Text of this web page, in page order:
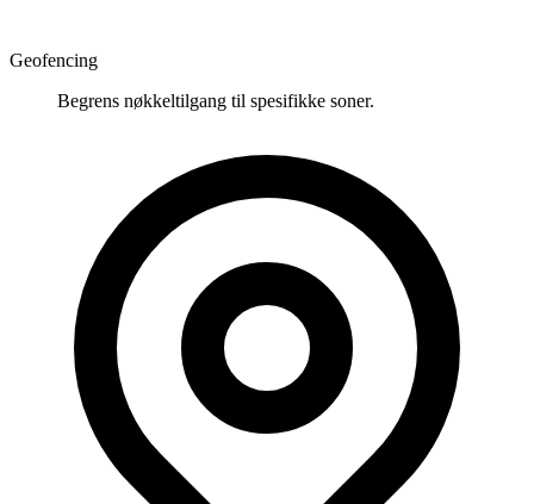
Geofencing
Begrens nøkkeltilgang til spesifikke soner.